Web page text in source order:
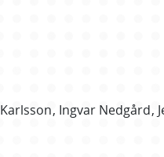
Karlsson Ingvar Nedgård